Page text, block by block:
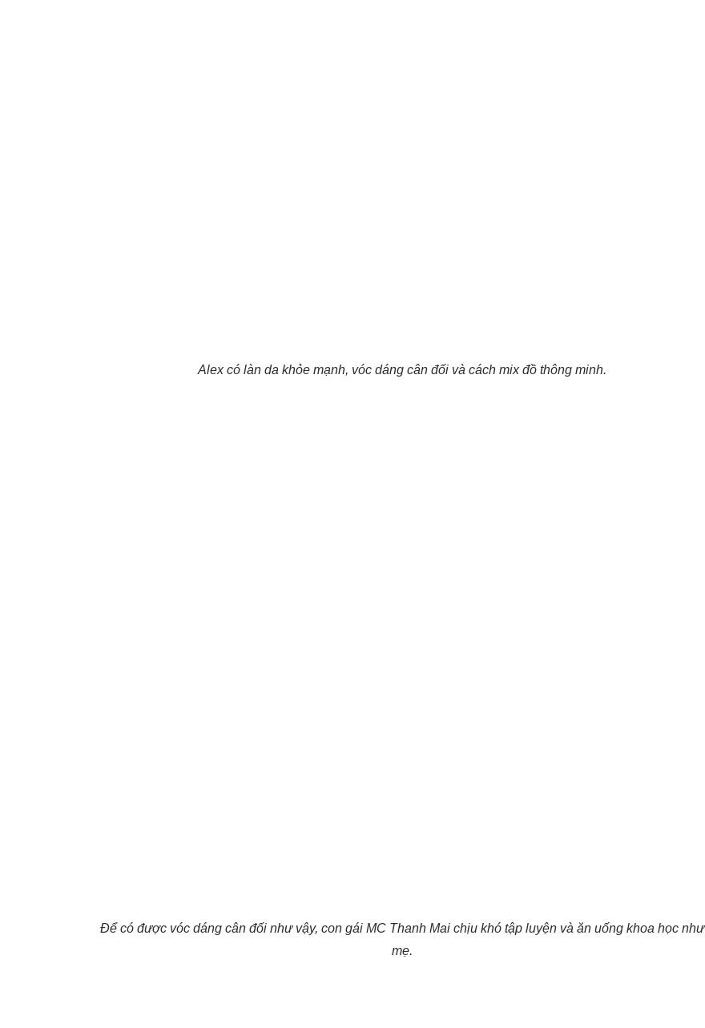
Alex có làn da khỏe mạnh, vóc dáng cân đối và cách mix đồ thông minh.
Để có được vóc dáng cân đối như vậy, con gái MC Thanh Mai chịu khó tập luyện và ăn uống khoa học như
mẹ.